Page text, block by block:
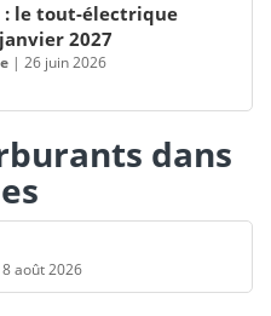
: le tout-électrique
2027
| 26 juin 2026
dans
août 2026